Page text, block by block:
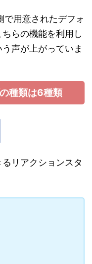
で用意されたデフォ
らの機能を利用し
声が上がっていま
種類は6種類
リアクションスタ